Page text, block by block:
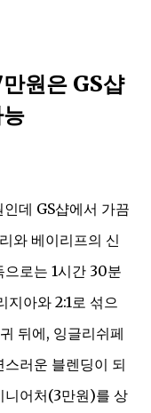
원은 GS샵
데 GS샵에서 가끔
와 베이리프의 신
로는 1시간 30분
지아와 2:1로 섞으
뒤에, 잉글리쉬페
러운 블렌딩이 되
어처(3만원)를 상